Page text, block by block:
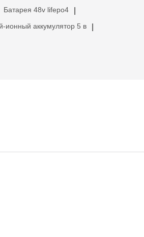
Батарея 48v lifepo4
ионный аккумулятор 5 в